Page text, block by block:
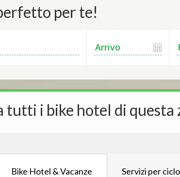
per te!
tutti i bike hotel di questa
Bike Hotel & Vacanze Servizi per